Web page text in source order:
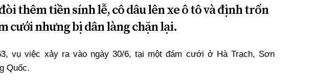
luận
Công nghệ
INFOCUS
thêm tiền sính lễ, cô dâu lên xe ô tô và định trốn
cưới nhưng bị dân làng chặn lại.
vụ việc xảy ra vào ngày 30/6, tại một đám cưới ở Hà Trạch, Sơn
Quốc.